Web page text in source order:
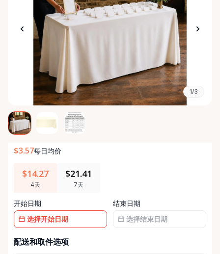
1/3
$3.57每日均价
$14.27
4天
$21.41
7天
开始日期 结束日期
期
配送和取件选项